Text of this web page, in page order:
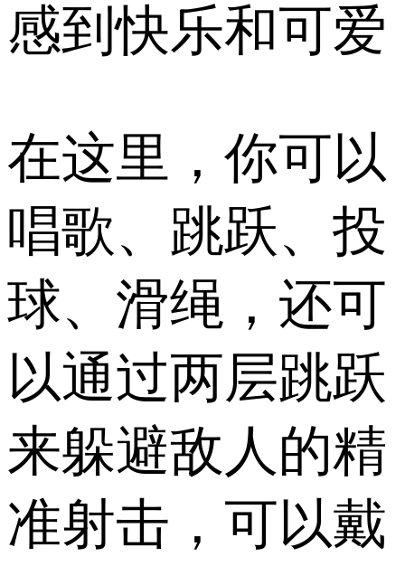
感到快乐和可爱
在这里，你可以
唱歌、跳跃、投
球、滑绳，还可
以通过两层跳跃
来躲避敌人的精
准射击，可以戴